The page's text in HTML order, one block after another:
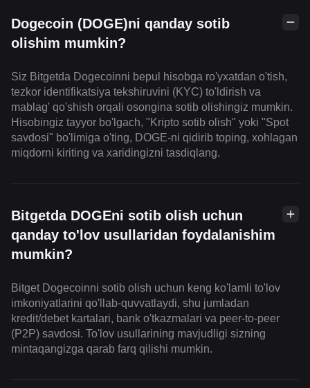
Dogecoin (DOGE)ni qanday sotib
olishim mumkin?
Siz Bitgetda Dogecoinni bepul hisobga ro'yxatdan o'tish,
tezkor identifikatsiya tekshiruvini (KYC) to'ldirish va
mablag' qo'shish orqali osongina sotib olishingiz mumkin.
Hisobingiz tayyor bo'lgach, "Kripto sotib olish" yoki "Spot
savdosi" bo'limiga o'ting, DOGE-ni qidirib toping, xohlagan
miqdorni kiriting va xaridingizni tasdiqlang.
Bitgetda DOGEni sotib olish uchun
qanday to'lov usullaridan foydalanishim
mumkin?
Bitget Dogecoinni sotib olish uchun keng ko'lamli to'lov
imkoniyatlarini qo'llab-quvvatlaydi, shu jumladan
kredit/debet kartalari, bank o'tkazmalari va peer-to-peer
(P2P) savdosi. To'lov usullarining mavjudligi sizning
mintaqangizga qarab farq qilishi mumkin.